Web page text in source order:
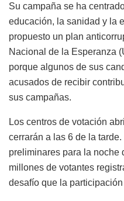
Su campaña se ha
educación, la sanidad y la
propuesto un plan
Nacional de la Esperanza
porque algunos de sus
acusados de recibir
sus campañas.
Los centros de votación
cerrarán a las 6 de la
preliminares para la noche
millones de votantes
desafío que la